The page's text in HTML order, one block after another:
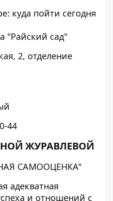
"Райский сад"
2, отделение
44
ЖУРАВЛЕВОЙ
САМООЦЕНКА"
адекватная
и отношений с